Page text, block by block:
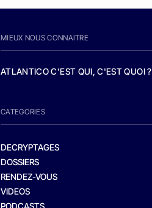
MIEUX NOUS CONNAITRE
ATLANTICO C'EST QUI, C'EST QUOI ?
CATEGORIES
DECRYPTAGES
DOSSIERS
RENDEZ-VOUS
VIDEOS
PODCASTS